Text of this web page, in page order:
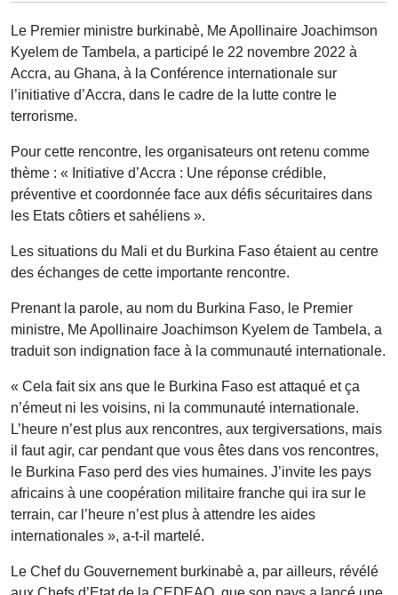
Le Premier ministre burkinabè, Me Apollinaire Joachimson
Kyelem de Tambela, a participé le 22 novembre 2022 à
Accra, au Ghana, à la Conférence internationale sur
l’initiative d’Accra, dans le cadre de la lutte contre le
terrorisme.
Pour cette rencontre, les organisateurs ont retenu comme
thème : « Initiative d’Accra : Une réponse crédible,
préventive et coordonnée face aux défis sécuritaires dans
les Etats côtiers et sahéliens ».
Les situations du Mali et du Burkina Faso étaient au centre
des échanges de cette importante rencontre.
Prenant la parole, au nom du Burkina Faso, le Premier
ministre, Me Apollinaire Joachimson Kyelem de Tambela, a
traduit son indignation face à la communauté internationale.
« Cela fait six ans que le Burkina Faso est attaqué et ça
n’émeut ni les voisins, ni la communauté internationale.
L’heure n’est plus aux rencontres, aux tergiversations, mais
il faut agir, car pendant que vous êtes dans vos rencontres,
le Burkina Faso perd des vies humaines. J’invite les pays
africains à une coopération militaire franche qui ira sur le
terrain, car l’heure n’est plus à attendre les aides
internationales », a-t-il martelé.
Le Chef du Gouvernement burkinabè a, par ailleurs, révélé